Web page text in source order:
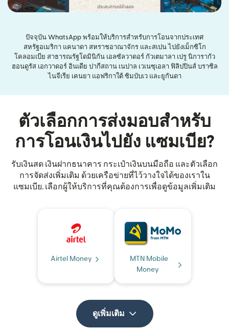
ปัจจุบัน WhatsApp พร้อมให้บริการสำหรับการโอนจากประเทศ
สหรัฐอเมริกา แคนาดา สหราชอาณาจักร และสเปน ไปยังเม็กซิโก
โคลอมเบีย สาธารณรัฐโดมินิกัน เอลซัลวาดอร์ กัวเตมาลา เปรู นิการากัว
ฮอนดูรัส เอกวาดอร์ อินเดีย ปากีสถาน เนปาล เวเนซุเอลา ฟิลิปปินส์ บราซิล
ไนจีเรีย เคนยา แอฟริกาใต้ ซิมบับเว และยูกันดา
ตัวเลือกการส่งมอบสำหรับ
การโอนเงินไปยัง แซมเบีย?
รับเงินสด เงินฝากธนาคาร กระเป๋าเงินบนมือถือ และตัวเลือก
การจัดส่งเพิ่มเติม ด้วยเครือข่ายที่ไว้วางใจได้ของเราใน
แซมเบีย. เลือกผู้ให้บริการที่คุณต้องการเพื่อดูข้อมูลเพิ่มเติม
Airtel Money
MTN Mobile
Money
ดูเพิ่มเติม